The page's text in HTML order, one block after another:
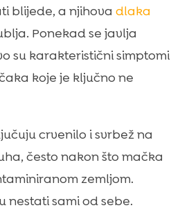
blijede, a njihova dlaka
Ponekad se javlja
su karakteristični simptomi
koje je ključno ne
crvenilo i svrbež na
često nakon što mačka
zemljom.
nestati sami od sebe.